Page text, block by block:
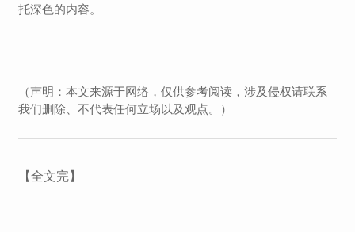
托深色的内容。
（声明：本文来源于网络，仅供参考阅读，涉及侵权请联系
我们删除、不代表任何立场以及观点。）
【全文完】